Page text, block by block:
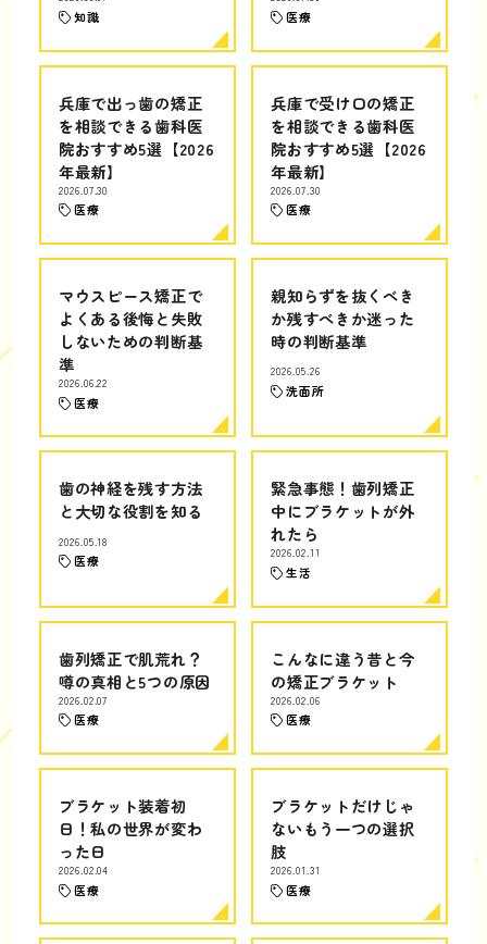
知識 医療
兵庫で出っ歯の矯正
を相談できる歯科医
院おすすめ5選【2026
年最新】
2026.07.30
医療
兵庫で受け口の矯正
を相談できる歯科医
院おすすめ5選【2026
年最新】
2026.07.30
医療
マウスピース矯正で
よくある後悔と失敗
しないための判断基
準
2026.06.22
医療
親知らずを抜くべき
か残すべきか迷った
時の判断基準
2026.05.26
洗面所
歯の神経を残す方法
と大切な役割を知る
2026.05.18
医療
緊急事態！歯列矯正
中にブラケットが外
れたら
2026.02.11
生活
歯列矯正で肌荒れ？
噂の真相と5つの原因
2026.02.07
医療
こんなに違う昔と今
の矯正ブラケット
2026.02.06
医療
ブラケット装着初
日！私の世界が変わ
った日
2026.02.04
医療
ブラケットだけじゃ
ないもう一つの選択
肢
2026.01.31
医療